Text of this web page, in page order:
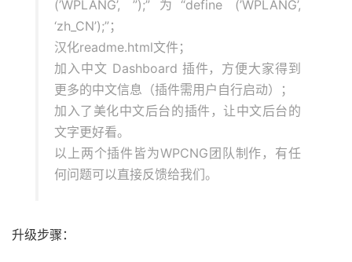
(’WPLANG’, ”);”为“define (’WPLANG’,
‘zh_CN’);”；
汉化readme.html文件；
加入中文 Dashboard 插件，方便大家得到
更多的中文信息（插件需用户自行启动）；
加入了美化中文后台的插件，让中文后台的
文字更好看。
以上两个插件皆为WPCNG团队制作，有任
何问题可以直接反馈给我们。
升级步骤：